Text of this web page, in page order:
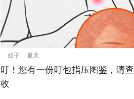
蚊子 夏天
叮！您有一份叮包指压图鉴，请查
收